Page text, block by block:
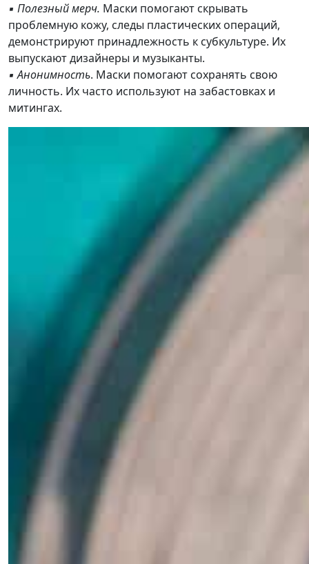
▪️ Полезный мерч. Маски помогают скрывать
проблемную кожу, следы пластических операций,
демонстрируют принадлежность к субкультуре. Их
выпускают дизайнеры и музыканты.
▪️ Анонимность. Маски помогают сохранять свою
личность. Их часто используют на забастовках и
митингах.